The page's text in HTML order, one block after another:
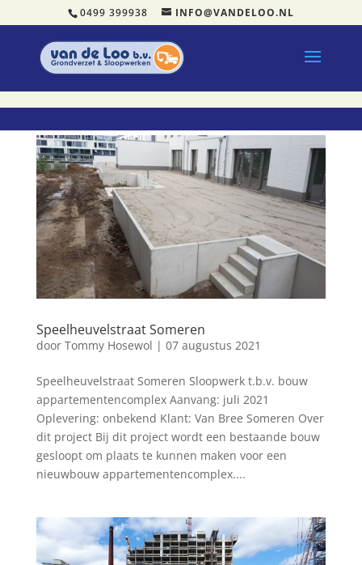
0499 399938 INFO@VANDELOO.NL
Speelheuvelstraat Someren
door Tommy Hosewol | 07 augustus 2021
Speelheuvelstraat Someren Sloopwerk t.b.v. bouw
appartementencomplex Aanvang: juli 2021
Oplevering: onbekend Klant: Van Bree Someren Over
dit project Bij dit project wordt een bestaande bouw
gesloopt om plaats te kunnen maken voor een
nieuwbouw appartementencomplex....